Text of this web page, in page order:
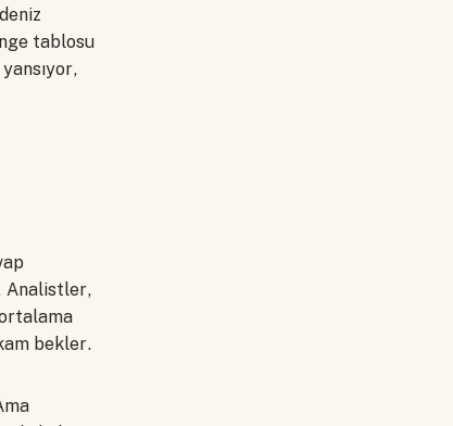
tablosu
Analistler,
bekler.